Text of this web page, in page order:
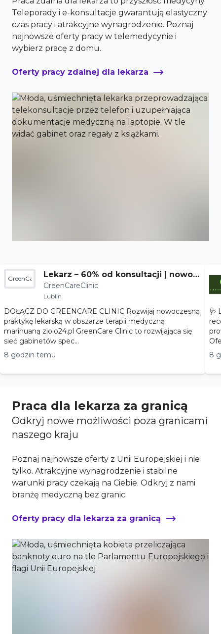
Teleporady i e-konsultacje gwarantują elastyczny
czas pracy i atrakcyjne wynagrodzenie. Poznaj
najnowsze oferty pracy w telemedycynie i
wybierz pracę z domu.
Oferty pracy zdalnej dla lekarza
GreenCareClinicLekarz – 60% od konsultacji | nowoc
zesna terapia
GreenCareClinic
Lublin
DOŁĄCZ DO GREENCARE CLINIC Rozwijaj nowoczesną
praktykę lekarską w obszarze terapii medyczną
marihuaną ziolo24.pl GreenCare Clinic to rozwijająca się
sieć gabinetów spec...
8 godzin temu
🩺
8
Praca dla lekarza za granicą
Odkryj nowe możliwości poza granicami
naszego kraju
Poznaj najnowsze oferty z Unii Europejskiej i nie
tylko. Atrakcyjne wynagrodzenie i stabilne
warunki pracy czekają na Ciebie. Odkryj z nami
branżę medyczną bez granic.
Oferty pracy dla lekarza za granicą